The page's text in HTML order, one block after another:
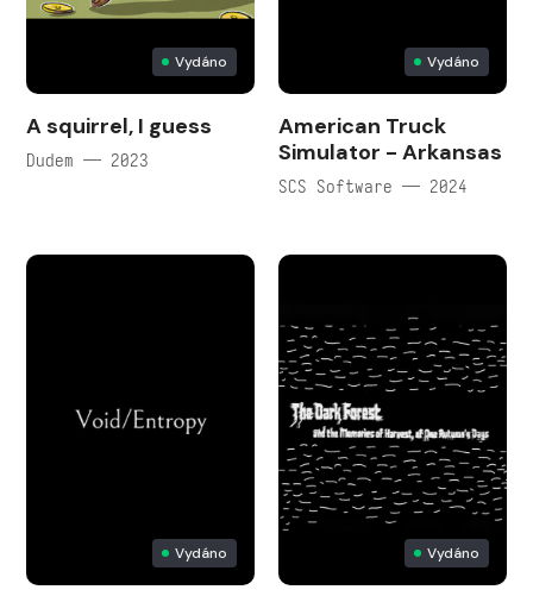
Vydáno
A squirrel, I guess
Dudem — 2023
Vydáno
American Truck
Simulator - Arkansas
SCS Software — 2024
Vydáno Vydáno